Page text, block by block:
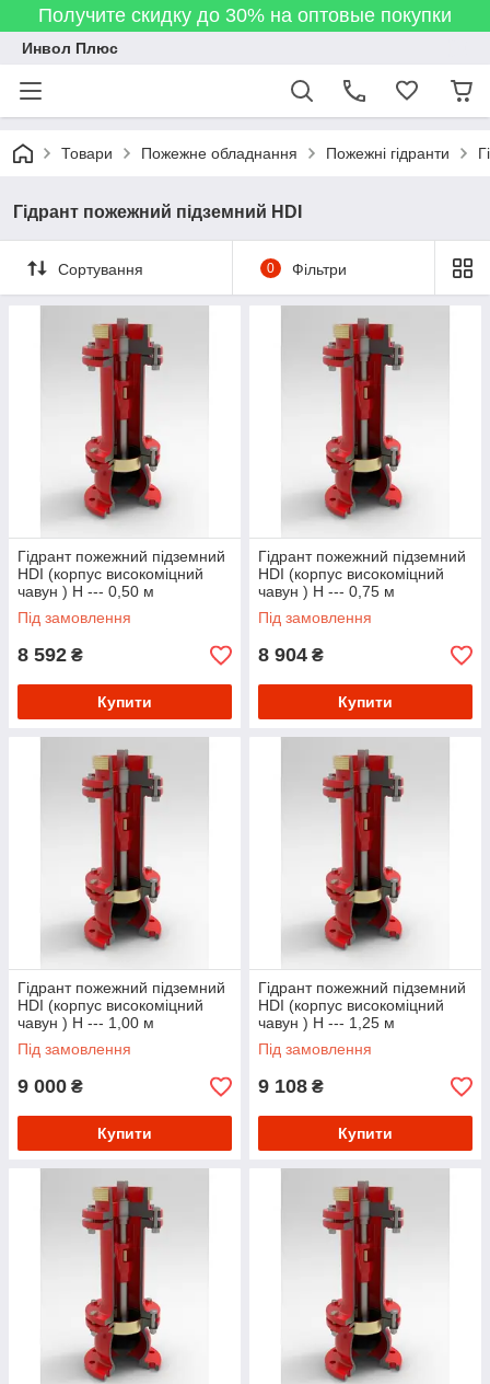
Получите скидку до 30% на оптовые покупки
Инвол Плюс
Товари Пожежне обладнання Пожежні гідранти
Гідрант пожежний підземний HDI
Сортування 0 Фільтри
Гідрант пожежний підземний
HDI (корпус високоміцний
чавун ) Н --- 0,50 м
Під замовлення
8 592 ₴
Купити
Гідрант пожежний підземний
HDI (корпус високоміцний
чавун ) Н --- 0,75 м
Під замовлення
8 904 ₴
Купити
Гідрант пожежний підземний
HDI (корпус високоміцний
чавун ) Н --- 1,00 м
Під замовлення
9 000 ₴
Купити
Гідрант пожежний підземний
HDI (корпус високоміцний
чавун ) Н --- 1,25 м
Під замовлення
9 108 ₴
Купити